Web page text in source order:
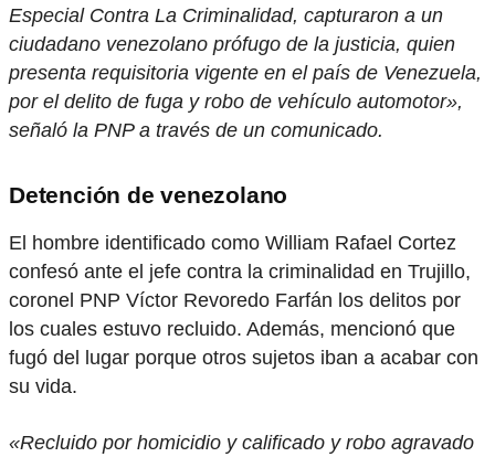
Especial Contra La Criminalidad, capturaron a un
ciudadano venezolano prófugo de la justicia, quien
presenta requisitoria vigente en el país de Venezuela,
por el delito de fuga y robo de vehículo automotor»,
señaló la PNP a través de un comunicado.
Detención de venezolano
El hombre identificado como William Rafael Cortez
confesó ante el jefe contra la criminalidad en Trujillo,
coronel PNP Víctor Revoredo Farfán los delitos por
los cuales estuvo recluido. Además, mencionó que
fugó del lugar porque otros sujetos iban a acabar con
su vida.
«Recluido por homicidio y calificado y robo agravado